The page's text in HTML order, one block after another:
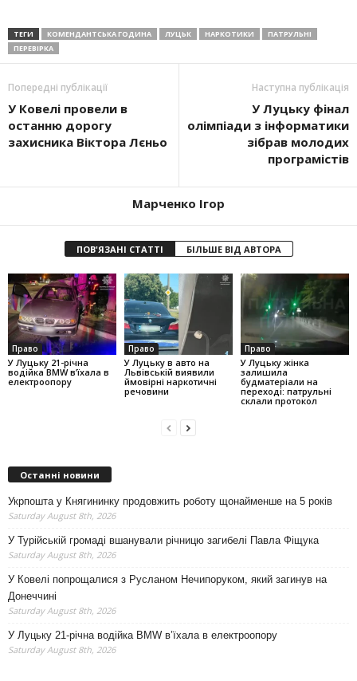
ТЕГИ КОМЕНДАНТСЬКА ГОДИНА ЛУЦЬК НАРКОТИКИ
ПАТРУЛЬНІ
ПЕРЕВІРКА
Попередні публікації
У Ковелі провели в
останню дорогу
захисника Віктора Лєньо
Наступна публікація
У Луцьку фінал
олімпіади з інформатики
зібрав молодих
програмістів
Марченко Ігор
ПОВ'ЯЗАНІ СТАТТІ БІЛЬШЕ ВІД АВТОРА
Право
У Луцьку 21-річна
водійка BMW в’їхала в
електроопору
Право
У Луцьку в авто на
Львівській виявили
ймовірні наркотичні
речовини
Право
У Луцьку жінка
залишила
будматеріали на
переході: патрульні
склали протокол
Останні новини
Укрпошта у Княгининку продовжить роботу щонайменше на 5 років
Saturday August 8th, 2026
У Турійській громаді вшанували річницю загибелі Павла Фіщука
Saturday August 8th, 2026
У Ковелі попрощалися з Русланом Нечипоруком, який загинув на
Донеччині
Saturday August 8th, 2026
У Луцьку 21-річна водійка BMW в’їхала в електроопору
Saturday August 8th, 2026